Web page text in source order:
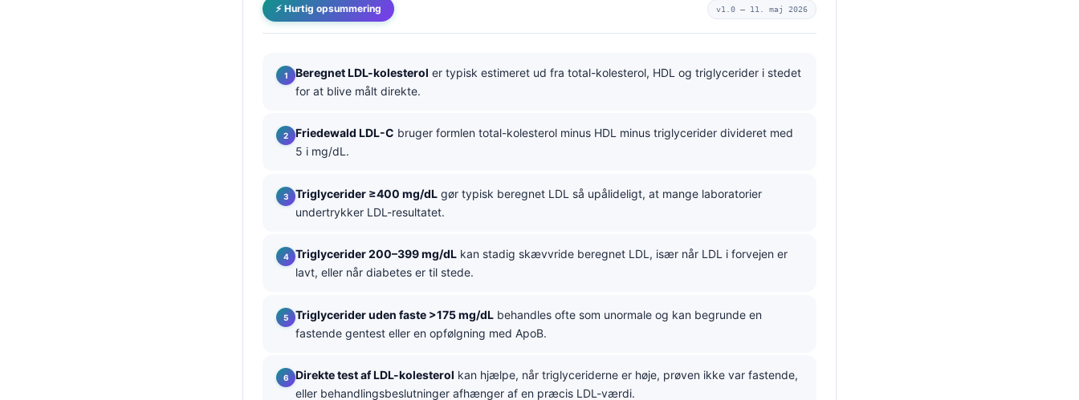
⚡ Hurtig opsummering v1.0 — 11. maj 2026
Beregnet LDL-kolesterol er typisk estimeret ud fra total-kolesterol, HDL og triglycerider i stedet
for at blive målt direkte.
Friedewald LDL-C bruger formlen total-kolesterol minus HDL minus triglycerider divideret med
5 i mg/dL.
Triglycerider ≥400 mg/dL gør typisk beregnet LDL så upålideligt, at mange laboratorier
undertrykker LDL-resultatet.
Triglycerider 200–399 mg/dL kan stadig skævvride beregnet LDL, især når LDL i forvejen er
lavt, eller når diabetes er til stede.
Triglycerider uden faste >175 mg/dL behandles ofte som unormale og kan begrunde en
fastende gentest eller en opfølgning med ApoB.
Direkte test af LDL-kolesterol kan hjælpe, når triglyceriderne er høje, prøven ikke var fastende,
eller behandlingsbeslutninger afhænger af en præcis LDL-værdi.